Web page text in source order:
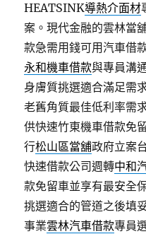
HEATSINK導熱介面材
案。現代金融的雲林當
款急需用錢可用汽車借
永和機車借款與專員溝
身膚質挑選適合滿足需
老舊角質最佳低利率需
供快速竹東機車借款免
行松山區當舖政府立案
快速借款公司週轉中和
款免留車並享有最安全
挑選適合的管道之後填
事業雲林汽車借款專員